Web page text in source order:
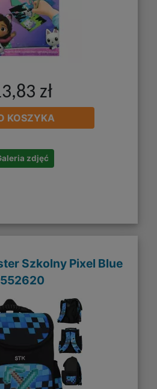
zł
KOSZYKA
zdjęć
Szkolny Pixel Blue
552620